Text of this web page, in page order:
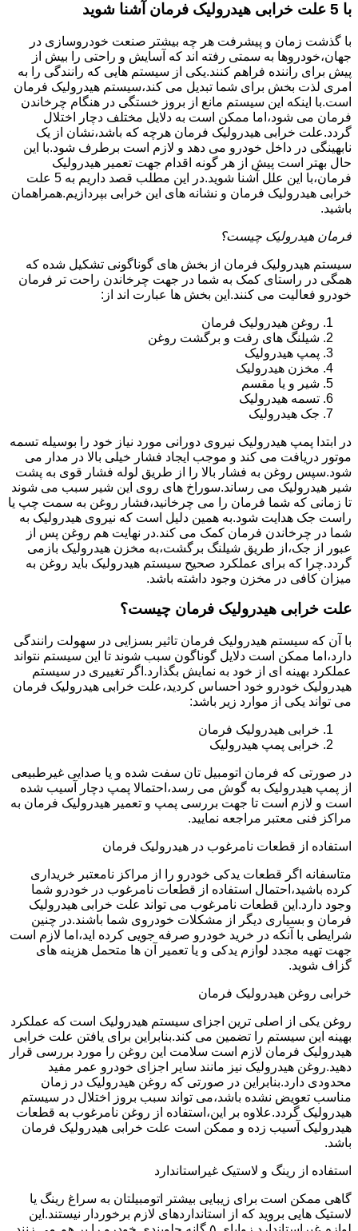
با 5 علت خرابی هیدرولیک فرمان آشنا شوید
با گذشت زمان و پیشرفت هر چه بیشتر صنعت خودروسازی در
جهان،خودروها به سمتی رفته اند که آسایش و راحتی را بیش از
پیش برای راننده فراهم کنند.یکی از سیستم هایی که رانندگی را به
امری لذت بخش برای شما تبدیل می کند،سیستم هیدرولیک فرمان
است.با اینکه این سیستم مانع از بروز خستگی در هنگام چرخاندن
فرمان می شود،اما ممکن است به دلایل مختلف دچار اختلال
گردد.علت خرابی هیدرولیک فرمان هرچه که باشد،نشان از یک
نابهینگی در داخل خودرو می دهد و لازم است برطرف شود.با این
حال بهتر است پیش از هر گونه اقدام جهت تعمیر هیدرولیک
فرمان،با این علل آشنا شوید.در این مطلب قصد داریم به 5 علت
خرابی هیدرولیک فرمان و نشانه های این خرابی بپردازیم.همراهمان
باشید.
فرمان هیدرولیک چیست؟
سیستم هیدرولیک فرمان از بخش های گوناگونی تشکیل شده که
همگی در راستای کمک به شما در جهت چرخاندن راحت تر فرمان
خودرو فعالیت می کنند.این بخش ها عبارت اند از:
روغن هیدرولیک فرمان
شیلنگ های رفت و برگشت روغن
پمپ هیدرولیک
مخزن هیدرولیک
شیر و یا مقسم
تسمه هیدرولیک
جک هیدرولیک
در ابتدا پمپ هیدرولیک نیروی دورانی مورد نیاز خود را بوسیله تسمه
موتور دریافت می کند و موجب ایجاد فشار خیلی بالا در مدار می
شود.سپس روغن به فشار بالا را از طریق لوله فشار قوی به پشت
شیر هیدرولیک می رساند.سوراخ های روی این شیر سبب می شوند
تا زمانی که شما فرمان را می چرخانید،فشار روغن به سمت چپ یا
راست جک هدایت شود.به همین دلیل است که نیروی هیدرولیک به
شما در چرخاندن فرمان کمک می کند.در نهایت هم روغن پس از
عبور از جک،از طریق شیلنگ برگشت،به مخزن هیدرولیک بازمی
گردد.چرا که برای عملکرد صحیح سیستم هیدرولیک باید روغن به
میزان کافی در مخزن وجود داشته باشد.
علت خرابی هیدرولیک فرمان چیست؟
با آن که سیستم هیدرولیک فرمان تاثیر بسزایی در سهولت رانندگی
دارد،اما ممکن است دلایل گوناگون سبب شوند تا این سیستم نتواند
عملکرد بهینه ای از خود به نمایش بگذارد.اگر تغییری در سیستم
هیدرولیک خودرو خود احساس کردید،علت خرابی هیدرولیک فرمان
می تواند یکی از موارد زیر باشد:
خرابی هیدرولیک فرمان
خرابی پمپ هیدرولیک
در صورتی که فرمان اتومبیل تان سفت شده و یا صدایی غیرطبیعی
از پمپ هیدرولیک به گوش می رسد،احتمالا پمپ دچار آسیب شده
است و لازم است تا جهت بررسی پمپ و تعمیر هیدرولیک فرمان به
مراکز فنی معتبر مراجعه نمایید.
استفاده از قطعات نامرغوب در هیدرولیک فرمان
متاسفانه اگر قطعات یدکی خودرو را از مراکز نامعتبر خریداری
کرده باشید،احتمال استفاده از قطعات نامرغوب در خودرو شما
وجود دارد.این قطعات نامرغوب می تواند علت خرابی هیدرولیک
فرمان و بسیاری دیگر از مشکلات خودروی شما باشند.در چنین
شرایطی با آنکه در خرید خودرو صرفه جویی کرده اید،اما لازم است
جهت تهیه مجدد لوازم یدکی و یا تعمیر آن ها متحمل هزینه های
گزاف شوید.
خرابی روغن هیدرولیک فرمان
روغن یکی از اصلی ترین اجزای سیستم هیدرولیک است که عملکرد
بهینه این سیستم را تضمین می کند.بنابراین برای یافتن علت خرابی
هیدرولیک فرمان لازم است سلامت این روغن را مورد بررسی قرار
دهید.روغن هیدرولیک نیز مانند سایر اجزای خودرو عمر مفید
محدودی دارد.بنابراین در صورتی که روغن هیدرولیک در زمان
مناسب تعویض نشده باشد،می تواند سبب بروز اختلال در سیستم
هیدرولیک گردد.علاوه بر این،استفاده از روغن نامرغوب به قطعات
هیدرولیک آسیب زده و ممکن است علت خرابی هیدرولیک فرمان
باشد.
استفاده از رینگ و لاستیک غیراستاندارد
گاهی ممکن است برای زیبایی بیشتر اتومبیلتان به سراغ رینگ یا
لاستیک هایی بروید که از استانداردهای لازم برخوردار نیستند.این